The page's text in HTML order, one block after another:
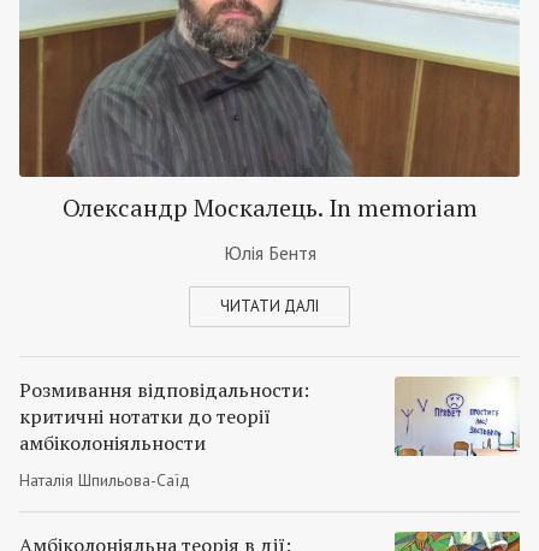
Олександр Москалець. In memoriam
Юлія Бентя
ЧИТАТИ ДАЛІ
Розмивання відповідальности:
критичні нотатки до теорії
амбіколоніяльности
Наталія Шпильова-Саїд
Амбіколоніяльна теорія в дії: